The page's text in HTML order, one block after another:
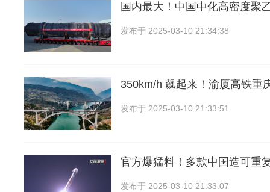
国内最大！中国中化高密度聚
发布于 2025-03-10 21:34:38
350km/h 飙起来！渝厦高铁重
发布于 2025-03-10 21:33:51
官方爆猛料！多款中国造可重
发布于 2025-03-10 21:33:07